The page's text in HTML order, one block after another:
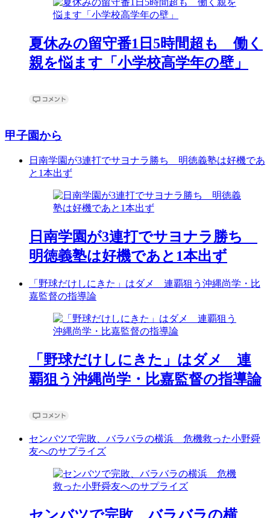
夏休みの留守番1日5時間超も 働く
親を悩ます「小学校高学年の壁」
甲子園から
日南学園が3連打でサヨナラ勝ち 明徳義塾は好機であ
と1本出ず
日南学園が3連打でサヨナラ勝ち
明徳義塾は好機であと1本出ず
「野球だけしにきた」はダメ 連覇狙う沖縄尚学・比
嘉監督の指導論
「野球だけしにきた」はダメ 連
覇狙う沖縄尚学・比嘉監督の指導論
センバツで完敗、バラバラの横浜 危機救った小野舜
友へのサプライズ